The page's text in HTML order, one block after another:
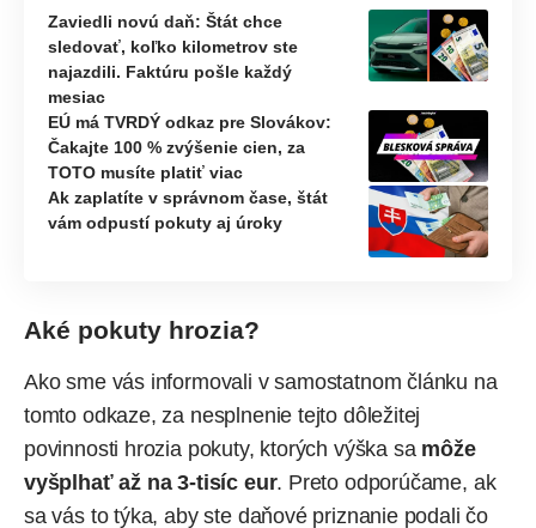
Zaviedli novú daň: Štát chce
sledovať, koľko kilometrov ste
najazdili. Faktúru pošle každý
mesiac
EÚ má TVRDÝ odkaz pre Slovákov:
Čakajte 100 % zvýšenie cien, za
TOTO musíte platiť viac
Ak zaplatíte v správnom čase, štát
vám odpustí pokuty aj úroky
Aké pokuty hrozia?
Ako sme vás informovali v samostatnom článku na
tomto odkaze, za nesplnenie tejto dôležitej
povinnosti hrozia pokuty, ktorých výška sa môže
vyšplhať až na 3-tisíc eur. Preto odporúčame, ak
sa vás to týka, aby ste daňové priznanie podali čo